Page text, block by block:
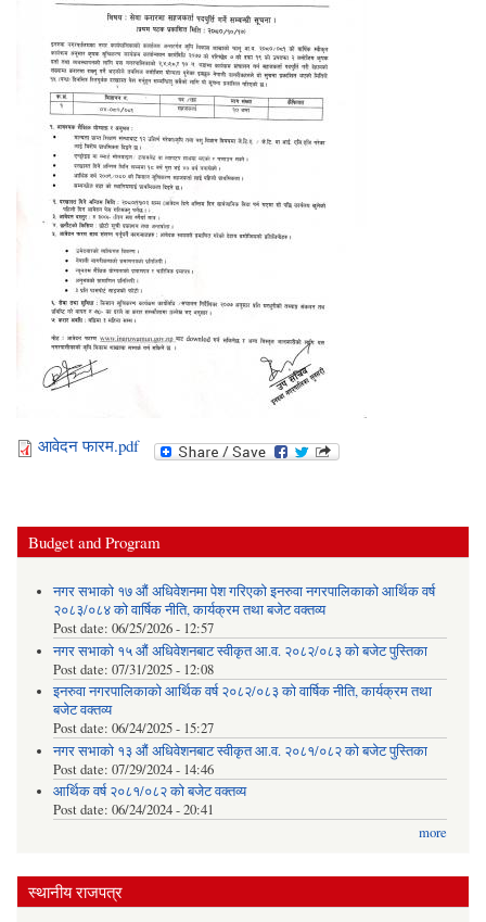
आवेदन फारम.pdf
Budget and Program
नगर सभाको १७ औं अधिवेशनमा पेश गरिएको इनरुवा नगरपालिकाको आर्थिक वर्ष
२०८३/०८४ को वार्षिक नीति, कार्यक्रम तथा बजेट वक्तव्य
Post date: 06/25/2026 - 12:57
नगर सभाको १५ औं अधिवेशनबाट स्वीकृत आ.व. २०८२/०८३ को बजेट पुस्तिका
Post date: 07/31/2025 - 12:08
इनरुवा नगरपालिकाको आर्थिक वर्ष २०८२/०८३ को वार्षिक नीति, कार्यक्रम तथा
बजेट वक्तव्य
Post date: 06/24/2025 - 15:27
नगर सभाको १३ औं अधिवेशनबाट स्वीकृत आ.व. २०८१/०८२ को बजेट पुस्तिका
Post date: 07/29/2024 - 14:46
आर्थिक वर्ष २०८१/०८२ को बजेट वक्तव्य
Post date: 06/24/2024 - 20:41
more
स्थानीय राजपत्र